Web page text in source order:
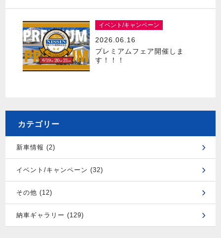
イベント/キャンペーン
2026.06.16
プレミアムフェア開催しま
す！！！
カテゴリー
新車情報 (2)
イベント/キャンペーン (32)
その他 (12)
納車ギャラリー (129)